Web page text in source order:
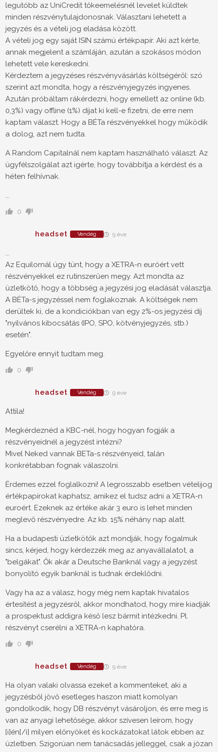
legutóbb az UniCredit tőkeemelésnél levelet küldtek
minden részvénytulajdonosnak. Választani lehetett a
jegyzés és a vételi jog eladása között.
A vételi jog egy saját ISIN számú értékpapír. Aki azt kérte,
annak megjelent a számláján, azután a szokásos módon
lehetett vele kereskedni.
Kérdeztem a jegyzéses részvényvásárlás költségéről: szó
szerint azt mondta, hogy a részvényjegyzés ingyenes.
Azután próbáltam rákérdezni, hogy emellett az online (kb.
0,3%) vagy offline (1%) díjat ki kell-e fizetni, de erre nem
kaptam választ. Hogy a BÉTa részvényekkel hogy működik
a dolog, azt nem tudta.
A Random Capitalnál nem kaptam használható választ. Az
ügyfélszolgálat azt igérte, hogy továbbítja a kérdést és a
héten felhívnak.
...
0
headset Vendég 9 éve
...
Az Equilornál úgy tünt, hogy a XETRA-n euróért vett
részvényekkel ez rutinszerűen megy. Azt mondta az
üzletkötő, hogy a többség a jegyzési jog eladását választja.
A BÉTa-s jegyzéssel nem foglakoznak. A költségek nem
derültek ki, de a kondiciókban van egy 2%-os jegyzési díj
"nyilvános kibocsátás (IPO, SPO, kötvényjegyzés, stb.)
esetén".
Egyelőre ennyit tudtam meg.
0
headset Vendég 9 éve
Attila!
Megkérdeznéd a KBC-nél, hogy hogyan fogják a
részvényeidnél a jegyzést intézni?
Mivel Neked vannak BETa-s részvényeid, talán
konkrétabban fognak válaszolni.
Érdemes ezzel foglalkozni! A legrosszabb esetben vételijog
értékpapírokat kaphatsz, amikez el tudsz adni a XETRA-n
euroért. Ezeknek az értéke akár 3 euro is lehet minden
meglevő részvényedre. Az kb. 15% néhány nap alatt.
Ha a budapesti üzletkötők azt mondják, hogy fogalmuk
sincs, kérjed, hogy kérdezzék meg az anyavállalatot, a
"belgákat". Ők akár a Deutsche Banknál vagy a jegyzést
bonyolító egyik banknál is tudnak érdeklődni.
Vagy ha az a válasz, hogy még nem kaptak hivatalos
értesítést a jegyzésről, akkor mondhatod, hogy mire kiadják
a prospektust addigra késő lesz bármit intézkedni. Pl.
részvényt cserélni a XETRA-n kaphatóra.
0
headset Vendég 9 éve
Ha olyan valaki olvassa ezeket a kommenteket, aki a
jegyzésből jövő esetleges haszon miatt komolyan
gondolkodik, hogy DB részvényt vásároljon, és erre meg is
van az anyagi lehetősége, akkor szívesen leírom, hogy
[i]én[/i] milyen előnyöket és kockázatokat látok ebben az
üzletben. Szigorúan nem tanácsadás jelleggel, csak a józan